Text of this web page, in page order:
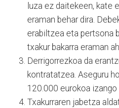
luza ez daitekeen, kate
eraman behar dira.
erabiltzea eta pertsona
txakur bakarra eraman
Derrigorrezkoa da
kontratatzea. Aseguru
120.000 eurokoa izango
Txakurraren jabetza